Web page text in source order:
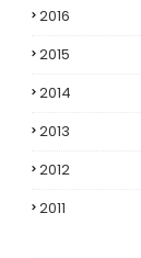
2016
2015
2014
2013
2012
2011